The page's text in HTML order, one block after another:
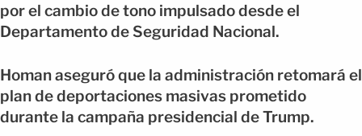
por el cambio de tono impulsado desde el
Departamento de Seguridad Nacional.
Homan aseguró que la administración retomará el
plan de deportaciones masivas prometido
durante la campaña presidencial de Trump.